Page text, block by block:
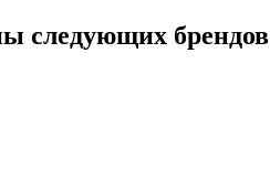
следующих брендов